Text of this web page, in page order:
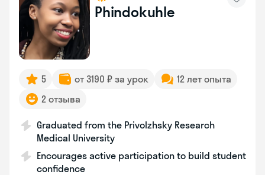
Phindokuhle
5 от 3190 ₽ за урок
12 лет опыта
2 отзыва
Graduated from the Privolzhsky Research
Medical University
Encourages active participation to build student
confidence